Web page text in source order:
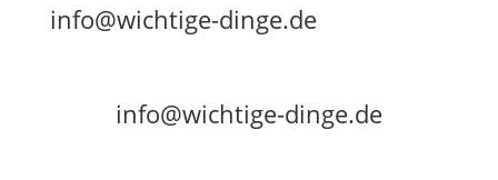
info@wichtige-dinge.de
info@wichtige-dinge.de